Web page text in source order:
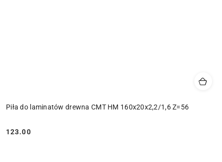
Piła do laminatów drewna CMT HM 160x20x2,2/1,6 Z=56
Cena:
123.00